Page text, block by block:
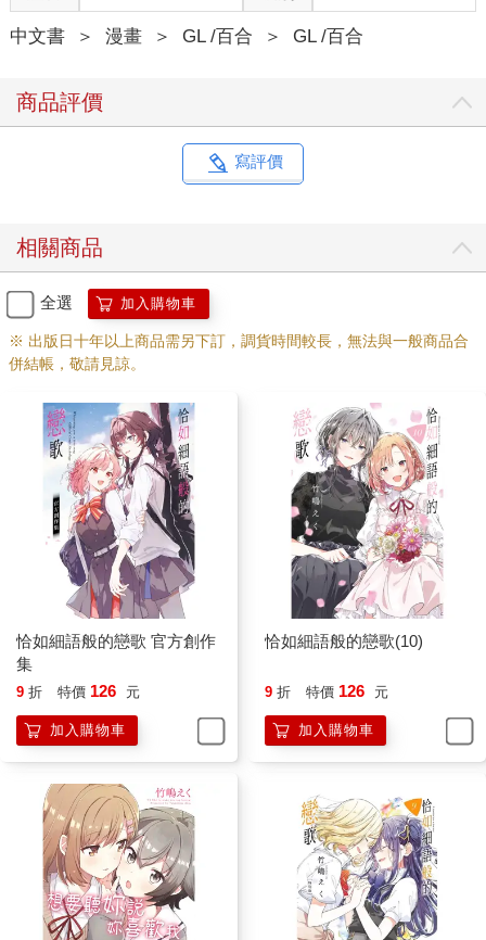
中文書 ＞ 漫畫 ＞ GL /百合 ＞ GL /百合
商品評價
寫評價
相關商品
全選 加入購物車
※ 出版日十年以上商品需另下訂，調貨時間較長，無法與一般商品合
併結帳，敬請見諒。
恰如細語般的戀歌 官方創作
集
9 折 特價 126 元
加入購物車
恰如細語般的戀歌(10)
9 折 特價 126 元
加入購物車